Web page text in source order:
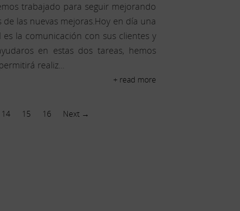
trabajado para seguir mejorando
las nuevas mejoras.Hoy en día una
la comunicación con sus clientes y
en estas dos tareas, hemos
realiz...
+ read more
14 15 16 Next →